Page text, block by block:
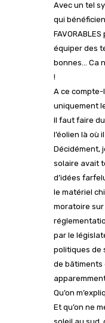
Avec un tel
qui
équiper des
bonnes… Ca
!
A ce compte-
uniquement
Il faut faire
l’éolien là où
Décidément,
solaire avait
d’idées
le matériel
moratoire
par le
politiques de
de bâtiments
Qu’on
Et qu’on ne